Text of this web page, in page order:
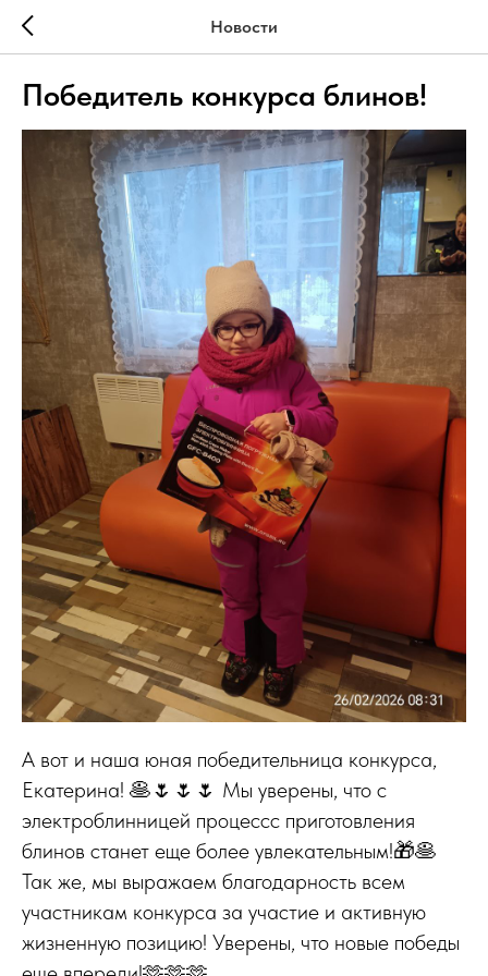
Новости
Победитель конкурса блинов!
А вот и наша юная победительница конкурса,
Екатерина! 🥞🌷🌷🌷 Мы уверены, что с
электроблинницей процессс приготовления
блинов станет еще более увлекательным!🎁🥞
Так же, мы выражаем благодарность всем
участникам конкурса за участие и активную
жизненную позицию! Уверены, что новые победы